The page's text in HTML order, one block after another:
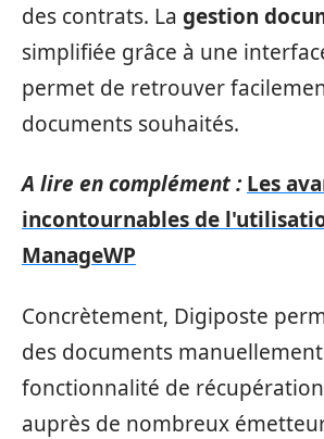
des contrats. La gestion
simplifiée grâce à une
permet de retrouver
documents souhaités.
A lire en complément : Les
incontournables de
ManageWP
Concrètement, Digiposte
des documents
fonctionnalité de
auprès de nombreux